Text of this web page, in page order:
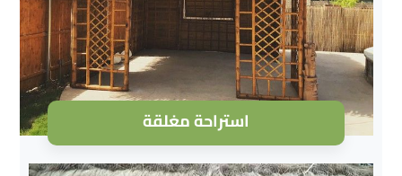
استراحة مغلقة